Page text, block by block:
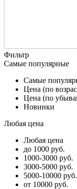
Фильтр
Самые популярные
Самые
Цена (по
Цена (по
Новинки
Любая цена
Любая цена
до 1000 руб.
1000-3000 руб.
3000-5000 руб.
5000-10000 руб.
от 10000 руб.